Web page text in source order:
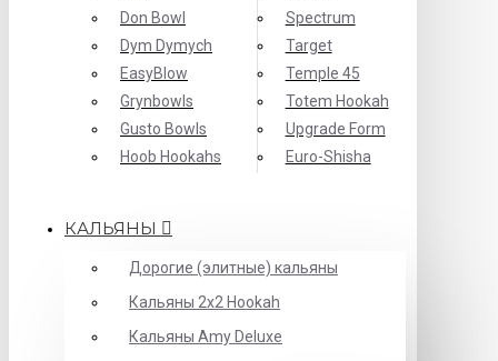
Don Bowl
Dym Dymych
EasyBlow
Grynbowls
Gusto Bowls
Hoob Hookahs
Spectrum
Target
Temple 45
Totem Hookah
Upgrade Form
Еuro-Shisha
КАЛЬЯНЫ
Дорогие (элитные) кальяны
Кальяны 2х2 Hookah
Кальяны Amy Deluxe